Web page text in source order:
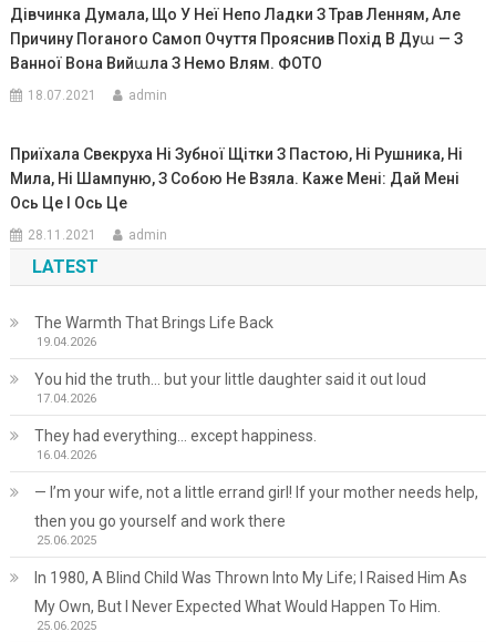
Дівчинка Думала, Що У Неї Непо Ладки З Трав Ленням, Але
Причину Поrаноrо Самоп Очуття Прояснив Похід В Дуա — З
Ванної Вона Вийաла З Немо Влям. ФОТО
18.07.2021 admin
Приїхала Свекруха Ні Зубної Щітки З Пастою, Ні Рушника, Ні
Мила, Ні Шампуню, З Собою Не Взяла. Каже Мені: Дай Мені
Ось Це І Ось Це
28.11.2021 admin
LATEST
The Warmth That Brings Life Back
19.04.2026
You hid the truth… but your little daughter said it out loud
17.04.2026
They had everything… except happiness.
16.04.2026
— I’m your wife, not a little errand girl! If your mother needs help,
then you go yourself and work there
25.06.2025
In 1980, A Blind Child Was Thrown Into My Life; I Raised Him As
My Own, But I Never Expected What Would Happen To Him.
25.06.2025